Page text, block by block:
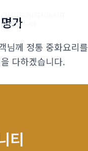
KUMMOON
가
님께 정통 중화요리를
다하겠습니다.
티